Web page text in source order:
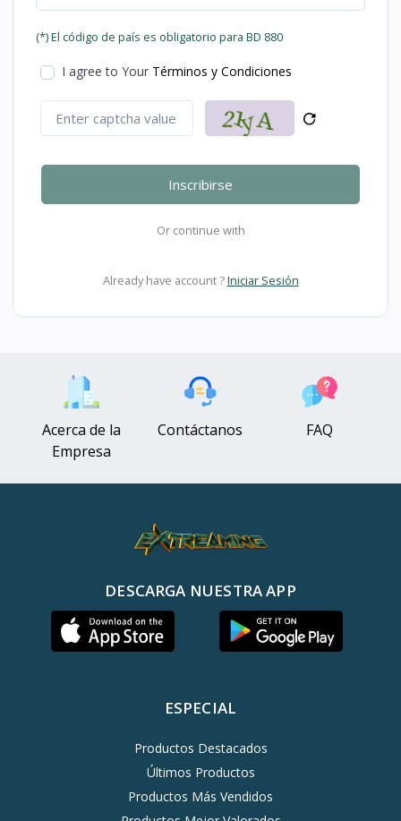
(*) El código de país es obligatorio para BD 880
I agree to Your Términos y Condiciones
Inscribirse
Or continue with
Already have account ?Iniciar Sesión
Acerca de la
Empresa
Contáctanos FAQ
DESCARGA NUESTRA APP
ESPECIAL
Productos Destacados
Últimos Productos
Productos Más Vendidos